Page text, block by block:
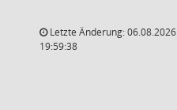
Letzte Änderung: 06.08.2026
19:59:38